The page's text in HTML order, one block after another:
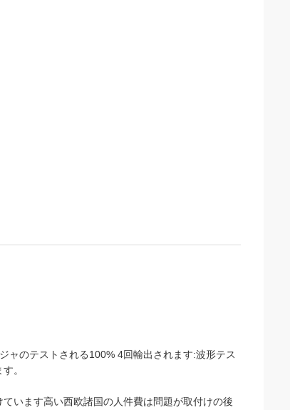
ャのテストされる100% 4回輸出されます:波形テス
。
います高い西欧諸国の人件費は問題が取付けの後